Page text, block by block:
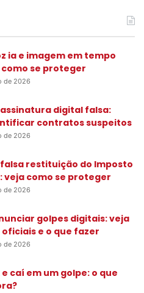
s
a
o
r
ia e imagem em tempo
se proteger
de 2026
digital falsa:
contratos suspeitos
de 2026
restituição do Imposto
veja como se proteger
de 2026
golpes digitais: veja
oficiais e o que fazer
de 2026
e caí em um golpe: o que